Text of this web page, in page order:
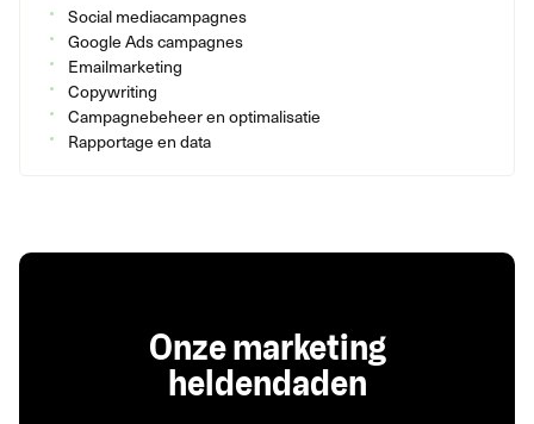
Social mediacampagnes
Google Ads campagnes
Emailmarketing
Copywriting
Campagnebeheer en optimalisatie
Rapportage en data
Onze marketing
heldendaden